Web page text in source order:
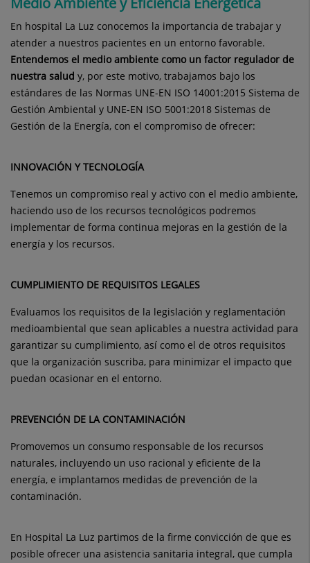
En hospital La Luz conocemos la importancia de trabajar y
atender a nuestros pacientes en un entorno favorable.
Entendemos el medio ambiente como un factor regulador de
nuestra salud y, por este motivo, trabajamos bajo los
estándares de las Normas UNE-EN ISO 14001:2015 Sistema de
Gestión Ambiental y UNE-EN ISO 5001:2018 Sistemas de
Gestión de la Energía, con el compromiso de ofrecer:
INNOVACIÓN Y TECNOLOGÍA
Tenemos un compromiso real y activo con el medio ambiente,
haciendo uso de los recursos tecnológicos podremos
implementar de forma continua mejoras en la gestión de la
energía y los recursos.
CUMPLIMIENTO DE REQUISITOS LEGALES
Evaluamos los requisitos de la legislación y reglamentación
medioambiental que sean aplicables a nuestra actividad para
garantizar su cumplimiento, así como el de otros requisitos
que la organización suscriba, para minimizar el impacto que
puedan ocasionar en el entorno.
PREVENCIÓN DE LA CONTAMINACIÓN
Promovemos un consumo responsable de los recursos
naturales, incluyendo un uso racional y eficiente de la
energía, e implantamos medidas de prevención de la
contaminación.
En Hospital La Luz partimos de la firme convicción de que es
posible ofrecer una asistencia sanitaria integral, que cumpla